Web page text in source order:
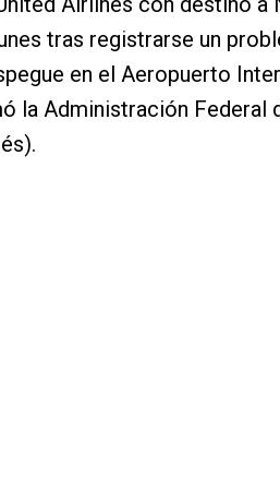
tras registrarse un
en el Aeropuerto
la Administración Federal